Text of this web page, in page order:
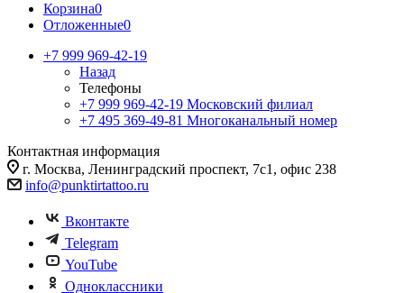
Корзина0
Отложенные0
+7 999 969-42-19
Назад
Телефоны
+7 999 969-42-19 Московский филиал
+7 495 369-49-81 Многоканальный номер
Контактная информация
г. Москва, Ленинградский проспект, 7с1, офис 238
info@punktirtattoo.ru
Вконтакте
Telegram
YouTube
Одноклассники